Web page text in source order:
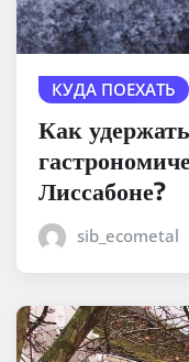
КУДА ПОЕХАТЬ
Как
Лиссабоне?
sib_ecometal